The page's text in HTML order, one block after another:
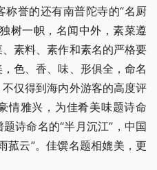
誉的还有南普陀寺的“名厨
树一帜，名闻中外，素菜遵
素料、素作和素名的严格要
色、香、味、形俱全，命名
仅得到海内外游客的高度评
情雅兴，为佳肴美味题诗命
诗命名的“半月沉江”，中国
菰云”。佳馔名题相媲美，更